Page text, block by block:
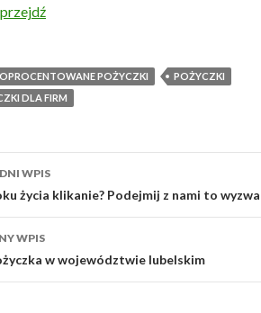
przejdź
POŻYCZKI
POŻYCZKI
DLA FIRM
WPIS
życia klikanie? Podejmij z nami to
WPIS
w województwie lubelskim